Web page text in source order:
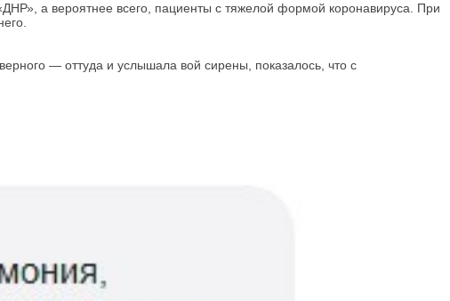
а вероятнее всего, пациенты с тяжелой формой коронавируса. При
— оттуда и услышала вой сирены, показалось, что с